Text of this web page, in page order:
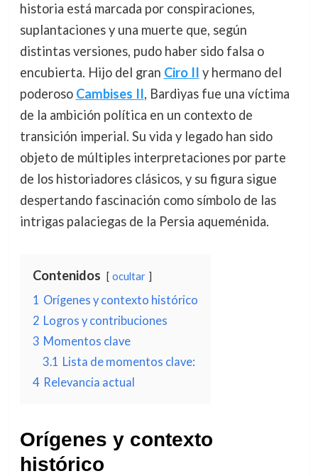
historia está marcada por conspiraciones,
suplantaciones y una muerte que, según
distintas versiones, pudo haber sido falsa o
encubierta. Hijo del gran Ciro II y hermano del
poderoso Cambises II, Bardiyas fue una víctima
de la ambición política en un contexto de
transición imperial. Su vida y legado han sido
objeto de múltiples interpretaciones por parte
de los historiadores clásicos, y su figura sigue
despertando fascinación como símbolo de las
intrigas palaciegas de la Persia aqueménida.
Contenidos ocultar
1 Orígenes y contexto histórico
2 Logros y contribuciones
3 Momentos clave
3.1 Lista de momentos clave:
4 Relevancia actual
Orígenes y contexto
histórico